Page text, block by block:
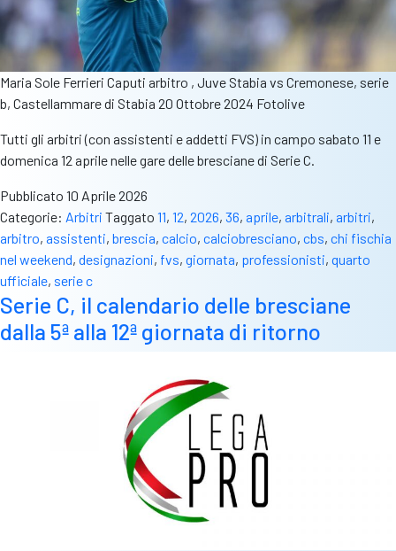
Maria Sole Ferrieri Caputi arbitro , Juve Stabia vs Cremonese, serie
b, Castellammare di Stabia 20 Ottobre 2024 Fotolive
Tutti gli arbitri (con assistenti e addetti FVS) in campo sabato 11 e
domenica 12 aprile nelle gare delle bresciane di Serie C.
Pubblicato 10 Aprile 2026
Categorie: Arbitri Taggato 11, 12, 2026, 36, aprile, arbitrali, arbitri,
arbitro, assistenti, brescia, calcio, calciobresciano, cbs, chi fischia
nel weekend, designazioni, fvs, giornata, professionisti, quarto
ufficiale, serie c
Serie C, il calendario delle bresciane
dalla 5ª alla 12ª giornata di ritorno